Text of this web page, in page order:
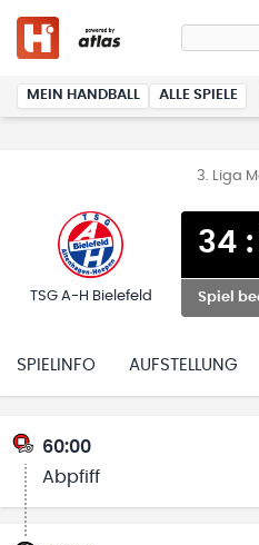
MEIN HANDBALL ALLE SPIELE
3. Liga
TSG A-H Bielefeld
34 :
Spiel
SPIELINFO AUFSTELLUNG
60:00
Abpfiff